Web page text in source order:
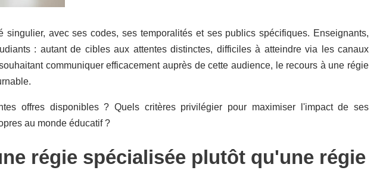
singulier, avec ses codes, ses temporalités et ses publics spécifiques. Enseignants,
: autant de cibles aux attentes distinctes, difficiles à atteindre via les canaux
communiquer efficacement auprès de cette audience, le recours à une régie
offres disponibles ? Quels critères privilégier pour maximiser l'impact de ses
au monde éducatif ?
régie spécialisée plutôt qu'une régie